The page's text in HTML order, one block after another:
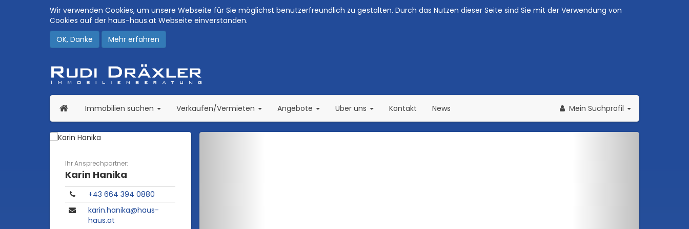
Wir verwenden Cookies, um unsere Webseite für Sie möglichst benutzerfreundlich zu gestalten. Durch das Nutzen dieser Seite sind Sie mit der Verwendung von
Cookies auf der haus-haus.at Webseite einverstanden.
OK, Danke
Mehr erfahren
Immobilien suchen (current)Verkaufen/Vermieten (current)Angebote Über uns (current)Kontakt News Mein Suchprofil
Weiter
Ihr Ansprechpartner:
Karin Hanika
​+43 664 394 0880
karin.hanika@haus-
haus.at